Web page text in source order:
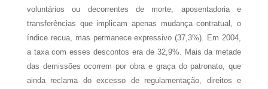
voluntários ou decorrentes de morte, aposentadoria e
transferências que implicam apenas mudança contratual, o
índice recua, mas permanece expressivo (37,3%). Em 2004,
ataxa com esses descontos era de 32,9%. Mais da metade
das demissões ocorrem por obra e graça do patronato, que
ainda reclama do excesso de regulamentação, direitos e